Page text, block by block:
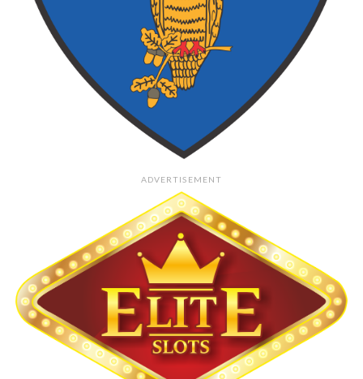
ADVERTISEMENT